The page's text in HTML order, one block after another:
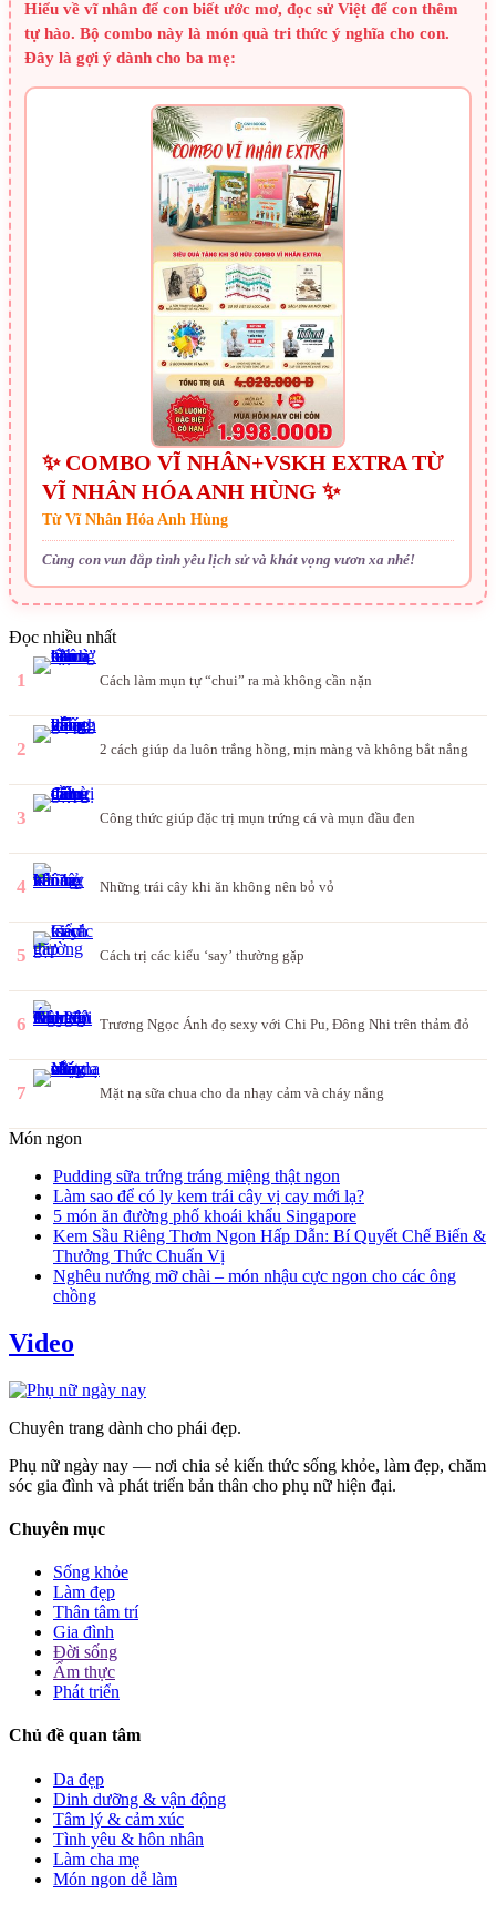
Hiểu về vĩ nhân để con biết ước mơ, đọc sử Việt để con thêm
tự hào. Bộ combo này là món quà tri thức ý nghĩa cho con.
Đây là gợi ý dành cho ba mẹ:
✨ COMBO VĨ NHÂN+VSKH EXTRA TỪ
VĨ NHÂN HÓA ANH HÙNG ✨
Từ Vĩ Nhân Hóa Anh Hùng
Cùng con vun đắp tình yêu lịch sử và khát vọng vươn xa nhé!
Đọc nhiều nhất
1 Cách làm mụn tự “chui” ra mà không cần nặn
2 2 cách giúp da luôn trắng hồng, mịn màng và không bắt nắng
3 Công thức giúp đặc trị mụn trứng cá và mụn đầu đen
4 Những trái cây khi ăn không nên bỏ vỏ
5 Cách trị các kiểu ‘say’ thường gặp
6 Trương Ngọc Ánh đọ sexy với Chi Pu, Đông Nhi trên thảm đỏ
7 Mặt nạ sữa chua cho da nhạy cảm và cháy nắng
Món ngon
Pudding sữa trứng tráng miệng thật ngon
Làm sao để có ly kem trái cây vị cay mới lạ?
5 món ăn đường phố khoái khẩu Singapore
Kem Sầu Riêng Thơm Ngon Hấp Dẫn: Bí Quyết Chế Biến &
Thưởng Thức Chuẩn Vị
Nghêu nướng mỡ chài – món nhậu cực ngon cho các ông
chồng
Video
Chuyên trang dành cho phái đẹp.
Phụ nữ ngày nay — nơi chia sẻ kiến thức sống khỏe, làm đẹp, chăm
sóc gia đình và phát triển bản thân cho phụ nữ hiện đại.
Chuyên mục
Sống khỏe
Làm đẹp
Thân tâm trí
Gia đình
Đời sống
Ẩm thực
Phát triển
Chủ đề quan tâm
Da đẹp
Dinh dưỡng & vận động
Tâm lý & cảm xúc
Tình yêu & hôn nhân
Làm cha mẹ
Món ngon dễ làm